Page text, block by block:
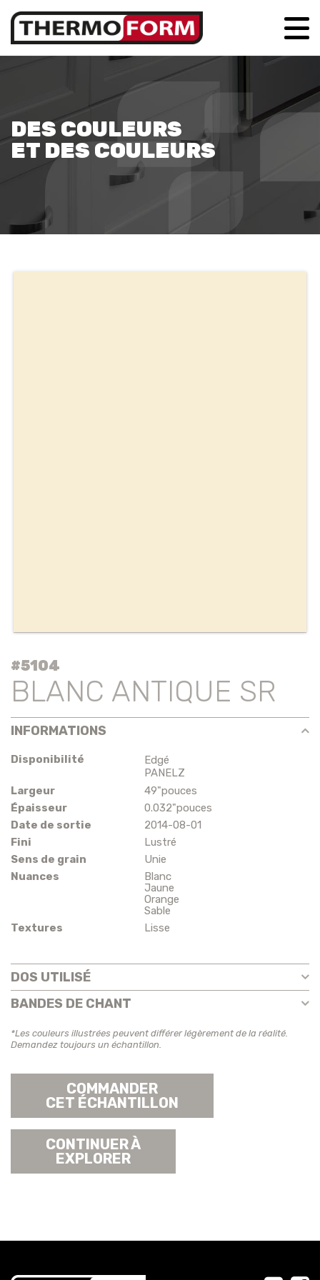
DES COULEURS
ET DES COULEURS
#5104
BLANC ANTIQUE SR
INFORMATIONS
Disponibilité
Edgé
PANELZ
Largeur
49"pouces
Épaisseur
0.032"pouces
Date de sortie
2014-08-01
Fini
Lustré
Sens de grain
Unie
Nuances
Blanc
Jaune
Orange
Sable
Textures
Lisse
DOS UTILISÉ
BANDES DE CHANT
*Les couleurs illustrées peuvent différer légèrement de la réalité.
Demandez toujours un échantillon.
COMMANDER
CET ÉCHANTILLON
CONTINUER À
EXPLORER